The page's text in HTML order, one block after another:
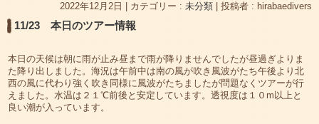
2022年12月2日 カテゴリー : 未分類 投稿者 : hirabaedivers
11/23 本日のツアー情報
本日の天候は朝に雨が止み昼まで雨が降りませんでしたが昼過ぎよりま
た降り出しました。海況は午前中は南の風が吹き風波がたち午後より北
西の風に代わり強く吹き同様に風波がたちましたが問題なくツアーが行
えました。水温は２１℃前後と安定しています。透視度は１０m以上と
良い潮が入っています。